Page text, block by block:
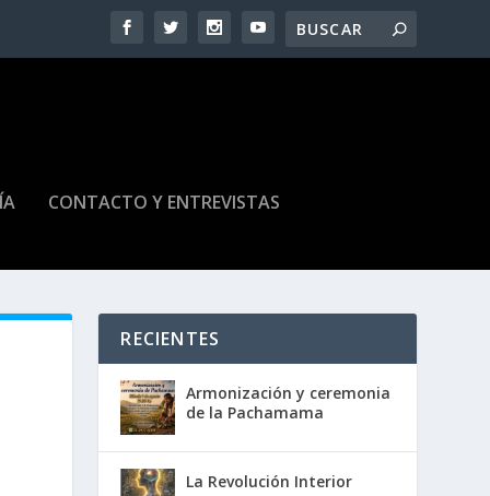
CONTACTO Y ENTREVISTAS
RECIENTES
Armonización y ceremonia
de la Pachamama
La Revolución Interior